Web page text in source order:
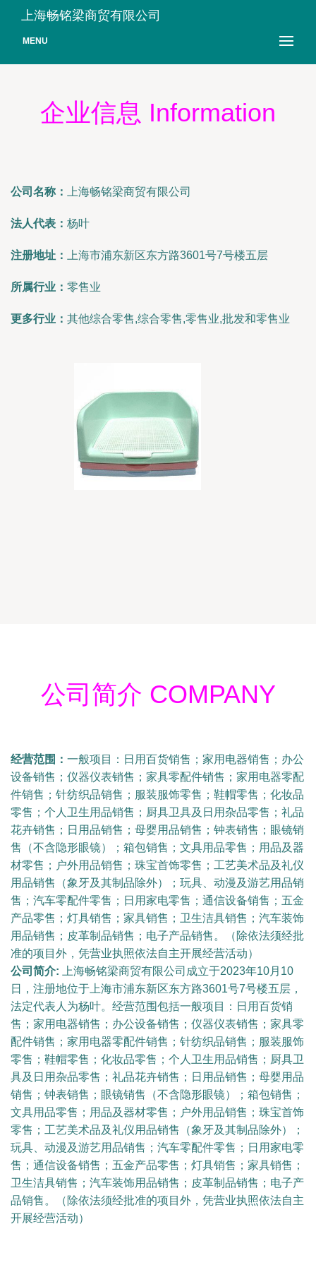
上海畅铭梁商贸有限公司
MENU
企业信息 Information
公司名称： 上海畅铭梁商贸有限公司
法人代表： 杨叶
注册地址： 上海市浦东新区东方路3601号7号楼五层
所属行业： 零售业
更多行业： 其他综合零售,综合零售,零售业,批发和零售业
公司简介 COMPANY
经营范围： 一般项目：日用百货销售；家用电器销售；办公
设备销售；仪器仪表销售；家具零配件销售；家用电器零配
件销售；针纺织品销售；服装服饰零售；鞋帽零售；化妆品
零售；个人卫生用品销售；厨具卫具及日用杂品零售；礼品
花卉销售；日用品销售；母婴用品销售；钟表销售；眼镜销
售（不含隐形眼镜）；箱包销售；文具用品零售；用品及器
材零售；户外用品销售；珠宝首饰零售；工艺美术品及礼仪
用品销售（象牙及其制品除外）；玩具、动漫及游艺用品销
售；汽车零配件零售；日用家电零售；通信设备销售；五金
产品零售；灯具销售；家具销售；卫生洁具销售；汽车装饰
用品销售；皮革制品销售；电子产品销售。（除依法须经批
准的项目外，凭营业执照依法自主开展经营活动）
公司简介: 上海畅铭梁商贸有限公司成立于2023年10月10
日，注册地位于上海市浦东新区东方路3601号7号楼五层，
法定代表人为杨叶。经营范围包括一般项目：日用百货销
售；家用电器销售；办公设备销售；仪器仪表销售；家具零
配件销售；家用电器零配件销售；针纺织品销售；服装服饰
零售；鞋帽零售；化妆品零售；个人卫生用品销售；厨具卫
具及日用杂品零售；礼品花卉销售；日用品销售；母婴用品
销售；钟表销售；眼镜销售（不含隐形眼镜）；箱包销售；
文具用品零售；用品及器材零售；户外用品销售；珠宝首饰
零售；工艺美术品及礼仪用品销售（象牙及其制品除外）；
玩具、动漫及游艺用品销售；汽车零配件零售；日用家电零
售；通信设备销售；五金产品零售；灯具销售；家具销售；
卫生洁具销售；汽车装饰用品销售；皮革制品销售；电子产
品销售。（除依法须经批准的项目外，凭营业执照依法自主
开展经营活动）